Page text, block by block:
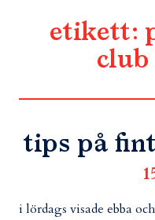
etikett:
club
tips på
i lördags visade ebba